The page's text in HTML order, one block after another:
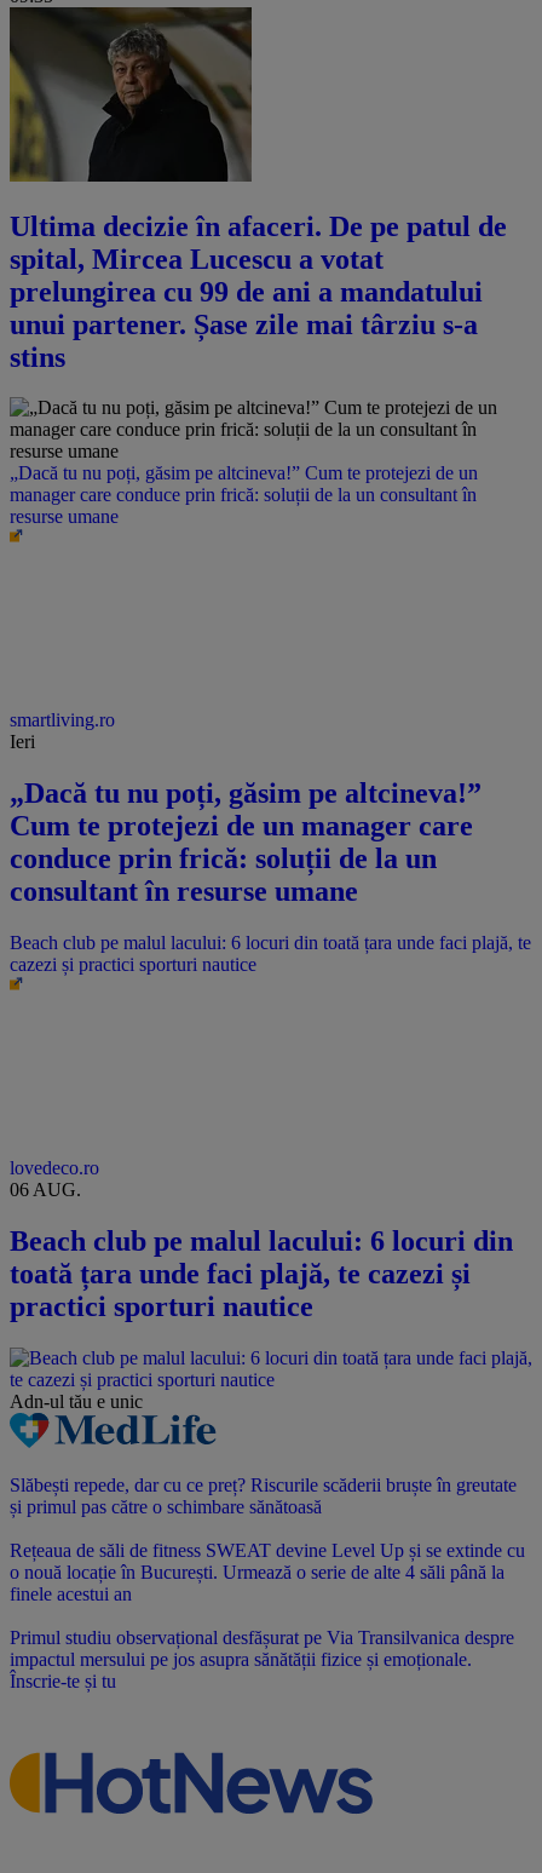
Ultima decizie în afaceri. De pe patul de
spital, Mircea Lucescu a votat
prelungirea cu 99 de ani a mandatului
unui partener. Șase zile mai târziu s-a
stins
„Dacă tu nu poți, găsim pe altcineva!” Cum te protejezi de un
manager care conduce prin frică: soluții de la un consultant în
resurse umane
smartliving.ro
Ieri
„Dacă tu nu poți, găsim pe altcineva!”
Cum te protejezi de un manager care
conduce prin frică: soluții de la un
consultant în resurse umane
Beach club pe malul lacului: 6 locuri din toată țara unde faci plajă, te
cazezi și practici sporturi nautice
lovedeco.ro
06 AUG.
Beach club pe malul lacului: 6 locuri din
toată țara unde faci plajă, te cazezi și
practici sporturi nautice
Adn-ul tău e unic
Slăbești repede, dar cu ce preț? Riscurile scăderii bruște în greutate
și primul pas către o schimbare sănătoasă
Rețeaua de săli de fitness SWEAT devine Level Up și se extinde cu
o nouă locație în București. Urmează o serie de alte 4 săli până la
finele acestui an
Primul studiu observațional desfășurat pe Via Transilvanica despre
impactul mersului pe jos asupra sănătății fizice și emoționale.
Înscrie-te și tu